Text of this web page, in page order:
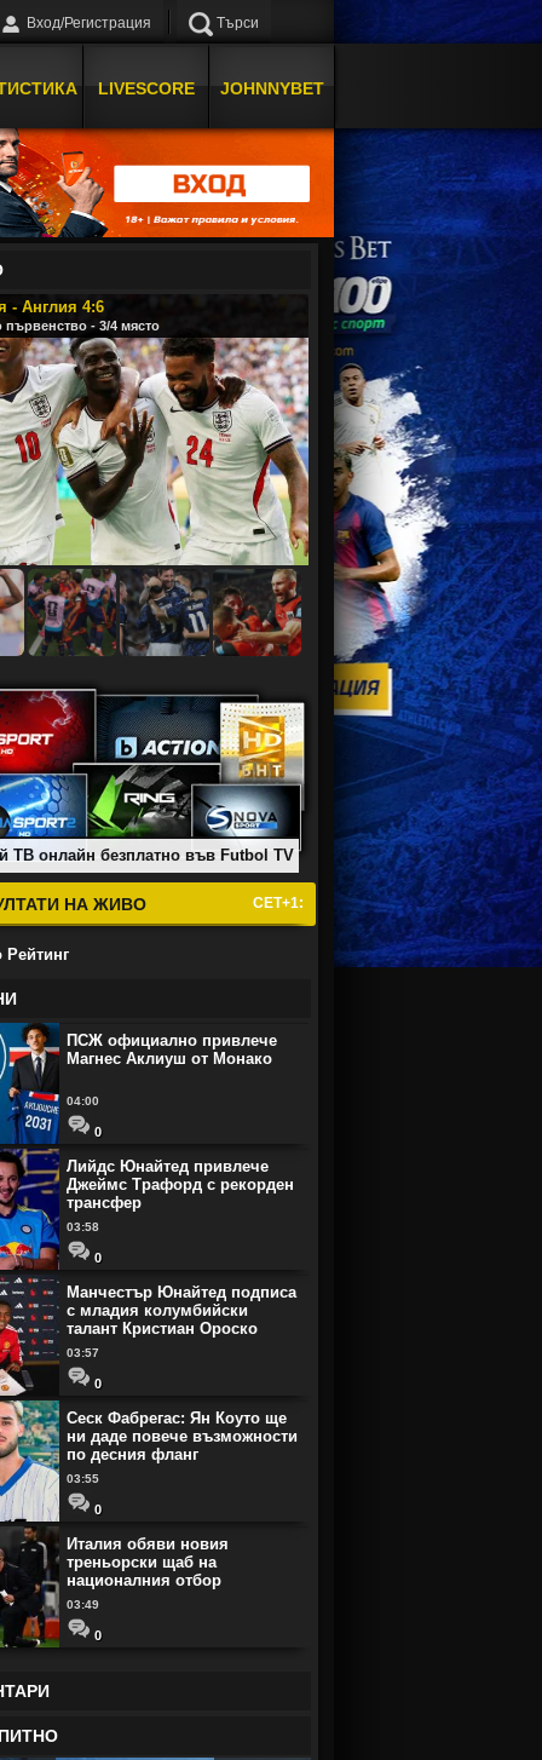
Вход/Регистрация Търси
LIVESCORE JOHNNYBET
- Англия 4:6
първенство - 3/4 място
ТВ онлайн безплатно във Futbol TV
НА ЖИВО СЕТ+1:
Рейтинг
ПСЖ официално привлече
Магнес Аклиуш от Монако
04:00
0
Лийдс Юнайтед привлече
Джеймс Трафорд с рекорден
трансфер
03:58
0
Манчестър Юнайтед подписа
с младия колумбийски
талант Кристиан Ороско
03:57
0
Сеск Фабрегас: Ян Коуто ще
ни даде повече възможности
по десния фланг
03:55
0
Италия обяви новия
треньорски щаб на
националния отбор
03:49
0